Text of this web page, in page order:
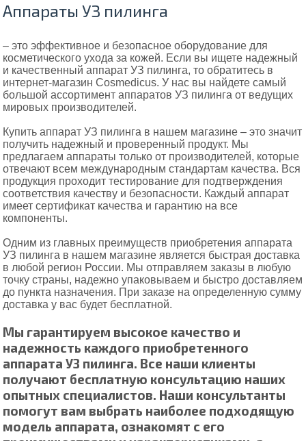
Аппараты УЗ пилинга
– это эффективное и безопасное оборудование для
косметического ухода за кожей. Если вы ищете надежный
и качественный аппарат УЗ пилинга, то обратитесь в
интернет-магазин Cosmedicus. У нас вы найдете самый
большой ассортимент аппаратов УЗ пилинга от ведущих
мировых производителей.
Купить аппарат УЗ пилинга в нашем магазине – это значит
получить надежный и проверенный продукт. Мы
предлагаем аппараты только от производителей, которые
отвечают всем международным стандартам качества. Вся
продукция проходит тестирование для подтверждения
соответствия качеству и безопасности. Каждый аппарат
имеет сертификат качества и гарантию на все
компоненты.
Одним из главных преимуществ приобретения аппарата
УЗ пилинга в нашем магазине является быстрая доставка
в любой регион России. Мы отправляем заказы в любую
точку страны, надежно упаковываем и быстро доставляем
до пункта назначения. При заказе на определенную сумму
доставка у вас будет бесплатной.
Мы гарантируем высокое качество и
надежность каждого приобретенного
аппарата УЗ пилинга. Все наши клиенты
получают бесплатную консультацию наших
опытных специалистов. Наши консультанты
помогут вам выбрать наиболее подходящую
модель аппарата, ознакомят с его